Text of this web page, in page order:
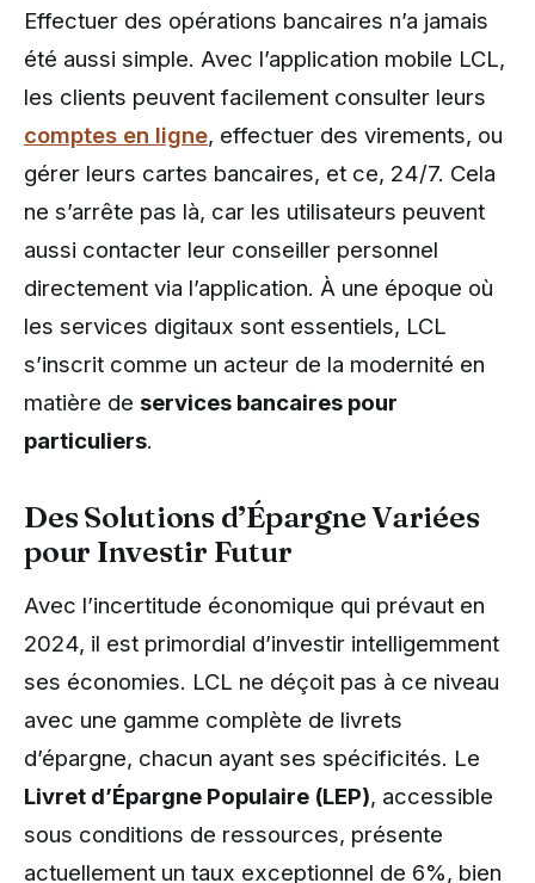
Effectuer des opérations bancaires n’a jamais
été aussi simple. Avec l’application mobile LCL,
les clients peuvent facilement consulter leurs
comptes en ligne, effectuer des virements, ou
gérer leurs cartes bancaires, et ce, 24/7. Cela
ne s’arrête pas là, car les utilisateurs peuvent
aussi contacter leur conseiller personnel
directement via l’application. À une époque où
les services digitaux sont essentiels, LCL
s’inscrit comme un acteur de la modernité en
matière de services bancaires pour
particuliers.
Des Solutions d’Épargne Variées
pour Investir Futur
Avec l’incertitude économique qui prévaut en
2024, il est primordial d’investir intelligemment
ses économies. LCL ne déçoit pas à ce niveau
avec une gamme complète de livrets
d’épargne, chacun ayant ses spécificités. Le
Livret d’Épargne Populaire (LEP), accessible
sous conditions de ressources, présente
actuellement un taux exceptionnel de 6%, bien